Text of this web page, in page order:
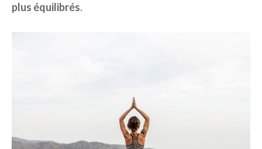
plus équilibrés.